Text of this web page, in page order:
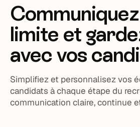
limite et
avec vos
Simplifiez et personnalisez vos
candidats à chaque étape du
communication claire, continue